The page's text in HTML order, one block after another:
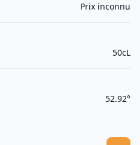
Prix inconnu
50cL
52.92°